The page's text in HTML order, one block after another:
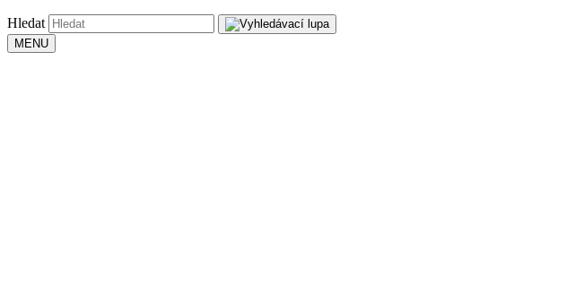
Hledat
MENU